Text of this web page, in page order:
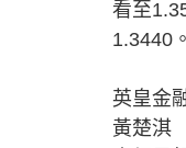
看至
1.3440。
英皇金
黃楚淇